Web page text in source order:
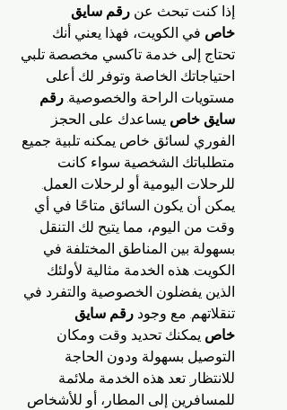
إذا كنت تبحث عن رقم سايق
خاص في الكويت، فهذا يعني أنك
تحتاج إلى خدمة تاكسي مخصصة تلبي
احتياجاتك الخاصة وتوفر لك أعلى
مستويات الراحة والخصوصية. رقم
سايق خاص يساعدك على الحجز
الفوري لسائق خاص يمكنه تلبية جميع
متطلباتك الشخصية سواء كانت
للرحلات اليومية أو لرحلات العمل.
يمكن أن يكون السائق متاحًا في أي
وقت من اليوم، مما يتيح لك التنقل
بسهولة بين المناطق المختلفة في
الكويت. هذه الخدمة مثالية لأولئك
الذين يفضلون الخصوصية والتفرد في
تنقلاتهم. مع وجود رقم سايق
خاص يمكنك تحديد وقت ومكان
التوصيل بسهولة ودون الحاجة
للانتظار. تعد هذه الخدمة ملائمة
للمسافرين إلى المطار، أو للأشخاص